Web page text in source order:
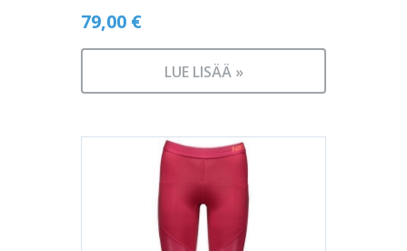
79,00 €
LUE LISÄÄ »